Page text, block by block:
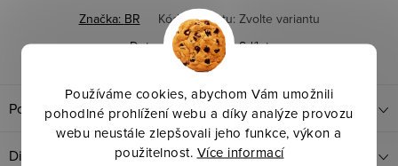
Používáme cookies, abychom Vám umožnili
pohodlné prohlížení webu a díky analýze provozu
webu neustále zlepšovali jeho funkce, výkon a
použitelnost. Více informací
Značka: BR Kód produktu: Zvolte variantu
Dotaz k produktu
Sdílet
Popis produktu
Diskuze